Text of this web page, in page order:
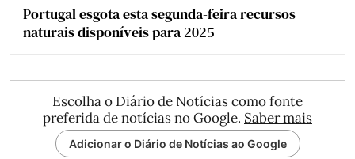
Portugal esgota esta segunda-feira recursos
naturais disponíveis para 2025
Escolha o Diário de Notícias como fonte
preferida de notícias no Google. Saber mais
Adicionar o Diário de Notícias ao Google